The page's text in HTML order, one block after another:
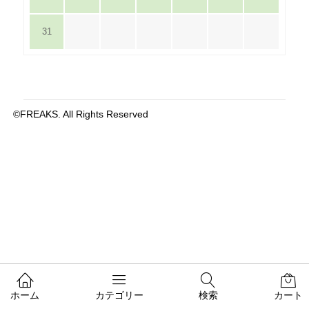
31
©FREAKS. All Rights Reserved
ホーム カテゴリー 検索 カート